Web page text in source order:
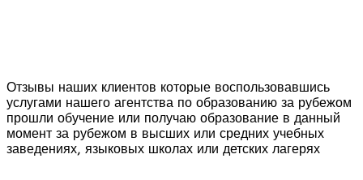
Отзывы наших клиентов которые воспользовавшись
услугами нашего агентства по образованию за рубежом
прошли обучение или получаю образование в данный
момент за рубежом в высших или средних учебных
заведениях, языковых школах или детских лагерях